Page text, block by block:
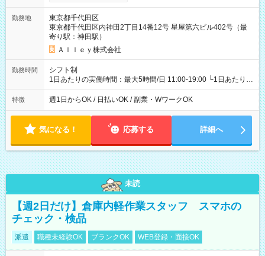
勤務地
東京都千代田区
東京都千代田区内神田2丁目14番12号 星屋第六ビル402号（最
寄り駅：神田駅）
Ａｌｌｅｙ株式会社
勤務時間
シフト制
1日あたりの実働時間：最大5時間/日 11:00-19:00 └1日あたりの
実働時間：1-5時間 └上記の時間帯内であれば、いつでも勤務可
能！ └平日・土曜日の中で、お好きな曜日でご勤務いただけま
18:00 などのように、自由な働き方が可能なお仕事です！
特徴 週1日からOK / 日払いOK / 副業・WワークOK
気になる！ 応募する 詳細へ
未読
【週2日だけ】倉庫内軽作業スタッフ スマホの
チェック・検品
派遣 職種未経験OK ブランクOK WEB登録・面接OK